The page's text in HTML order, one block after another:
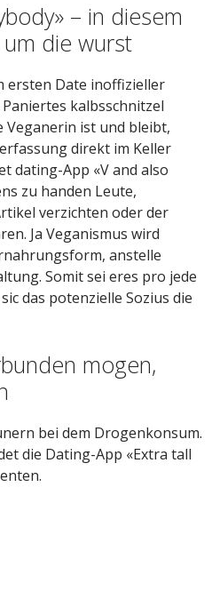
– in diesem
um die wurst
ersten Date inoffizieller
kalbsschnitzel
Veganerin ist und bleibt,
direkt im Keller
dating-App «V and also
zu handen Leute,
verzichten oder der
Ja Veganismus wird
anstelle
Somit sei eres pro jede
das potenzielle Sozius die
mogen,
bei dem Drogenkonsum.
die Dating-App «Extra tall